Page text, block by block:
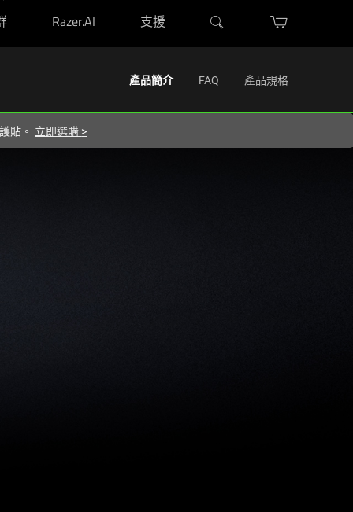
Razer.AI 支援
貼。 立即選購 >
產品簡介 FAQ
Activating
element
產品規格